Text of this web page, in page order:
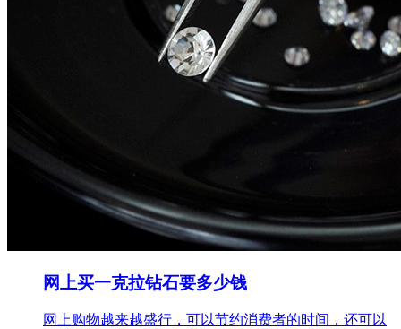
网上买一克拉钻石要多少钱
网上购物越来越盛行，可以节约消费者的时间，还可以